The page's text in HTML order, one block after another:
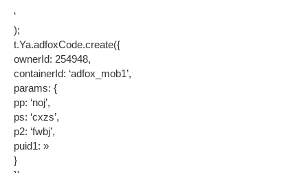
‘
);
t.Ya.adfoxCode.create({
ownerId: 254948,
containerId: ‘adfox_mob1’,
params: {
pp: ‘noj’,
ps: ‘cxzs’,
p2: ‘fwbj’,
puid1: »
}